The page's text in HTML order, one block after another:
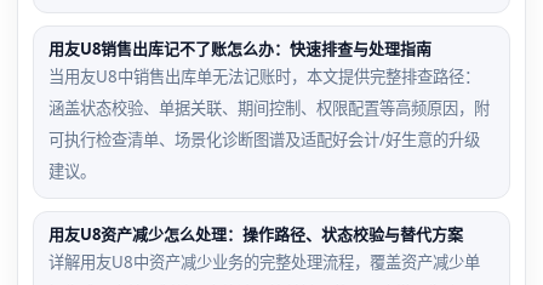
用友U8销售出库记不了账怎么办：快速排查与处理指南
当用友U8中销售出库单无法记账时，本文提供完整排查路径：
涵盖状态校验、单据关联、期间控制、权限配置等高频原因，附
可执行检查清单、场景化诊断图谱及适配好会计/好生意的升级
建议。
用友U8资产减少怎么处理：操作路径、状态校验与替代方案
详解用友U8中资产减少业务的完整处理流程，覆盖资产减少单